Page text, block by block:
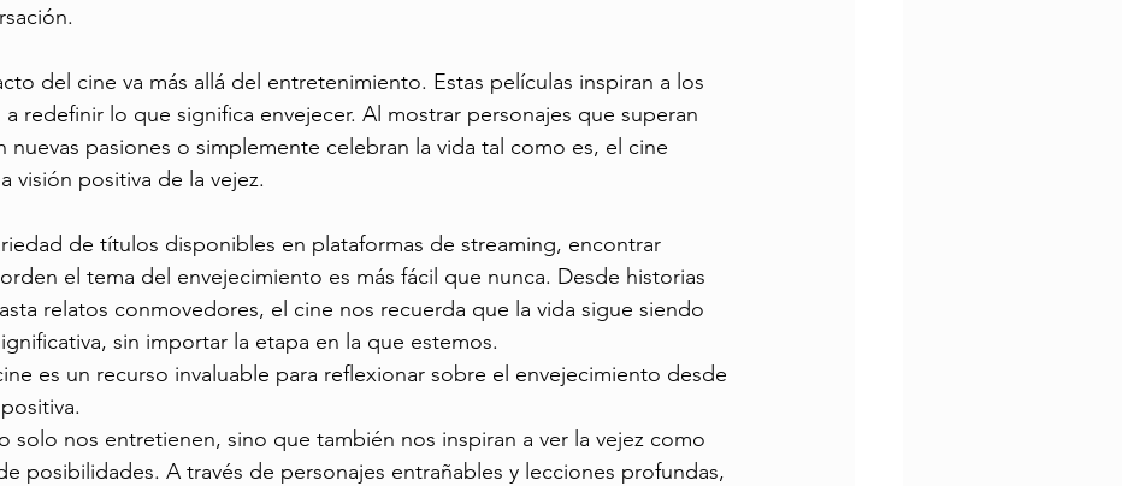
del cine va más allá del entretenimiento. Estas películas inspiran a los
a redefinir lo que significa envejecer. Al mostrar personajes que superan
nuevas pasiones o simplemente celebran la vida tal como es, el cine
visión positiva de la vejez.
de títulos disponibles en plataformas de streaming, encontrar
el tema del envejecimiento es más fácil que nunca. Desde historias
relatos conmovedores, el cine nos recuerda que la vida sigue siendo
sin importar la etapa en la que estemos.
es un recurso invaluable para reflexionar sobre el envejecimiento desde
solo nos entretienen, sino que también nos inspiran a ver la vejez como
posibilidades. A través de personajes entrañables y lecciones profundas,